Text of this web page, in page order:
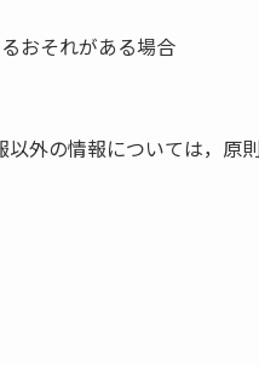
おそれがある場合
外の情報については，原